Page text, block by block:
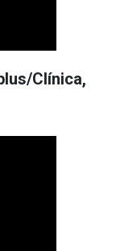
Clínica,